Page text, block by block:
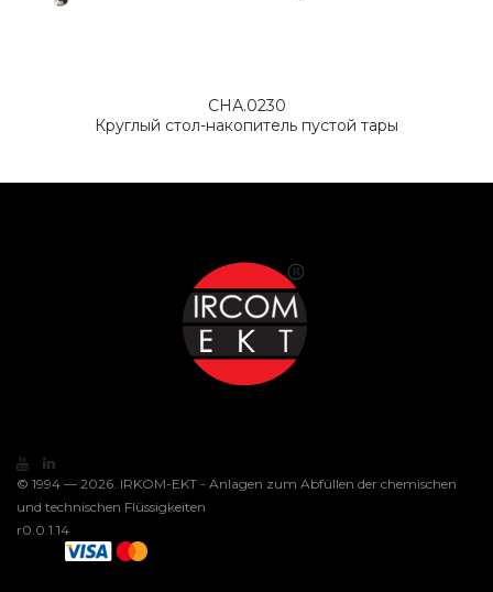
СНА.0230
Круглый стол-накопитель пустой тары
© 1994 — 2026. IRKOM-EKT - Anlagen zum Abfüllen der chemischen
und technischen Flüssigkeiten
r0.0.1.14